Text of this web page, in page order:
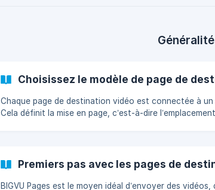
Choisissez le modèle de page de
Chaque page de destination vidéo est connectée à un
Cela définit la mise en page, c’est-à-dire
cette fonctionnalité ? Disponible pour les utilisateurs premium de
BIGVU : comptes Starter, AI Pro et Teams. Les
peuvent créer jusqu
Premiers pas avec les pages de
BIGVU Pages est le moyen idéal d’envoyer des vidéos,